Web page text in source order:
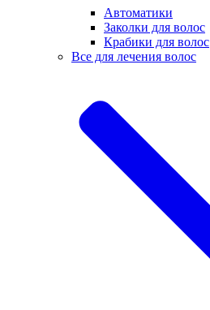
Автоматики
Заколки для волос
Крабики для волос
Все для лечения волос